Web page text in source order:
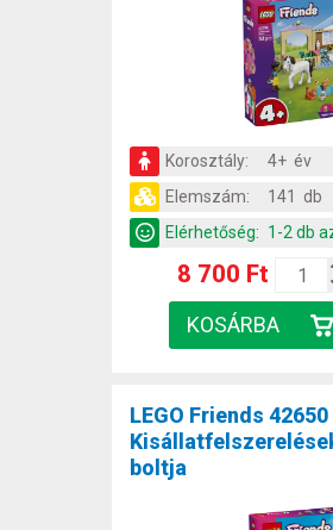
Korosztály:
4+ év
Elemszám:
141 db
Elérhetőség: 1-2 db
8 700 Ft
LEGO Friends 42650
boltja